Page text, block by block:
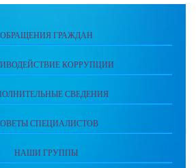
ОБРАЩЕНИЯ ГРАЖДАН
КОРРУПЦИИ
СВЕДЕНИЯ
СПЕЦИАЛИСТОВ
НАШИ ГРУППЫ